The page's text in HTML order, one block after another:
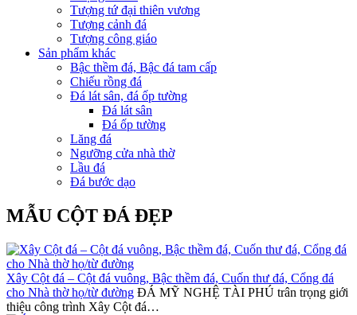
Tượng tứ đại thiên vương
Tượng cảnh đá
Tượng công giáo
Sản phẩm khác
Bậc thềm đá, Bậc đá tam cấp
Chiếu rồng đá
Đá lát sân, đá ốp tường
Đá lát sân
Đá ốp tường
Lăng đá
Ngưỡng cửa nhà thờ
Lầu đá
Đá bước dạo
MẪU CỘT ĐÁ ĐẸP
Xây Cột đá – Cột đá vuông, Bậc thềm đá, Cuốn thư đá, Cổng đá
cho Nhà thờ họ/từ đường ĐÁ MỸ NGHỆ TÀI PHÚ trân trọng giới
thiệu công trình Xây Cột đá…